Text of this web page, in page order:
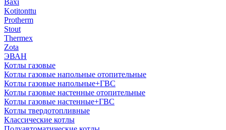
Kotitonttu
Protherm
Stout
Thermex
Zota
ЭВАН
Котлы газовые
Котлы газовые напольные отопительные
Котлы газовые напольные+ГВС
Котлы газовые настенные отопительные
Котлы газовые настенные+ГВС
Котлы твердотопливные
Классические котлы